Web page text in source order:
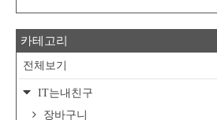
카테고리
전체보기
IT는내친구
장바구니